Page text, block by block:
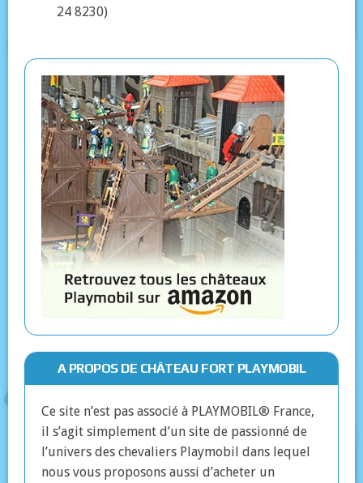
24 8230)
A PROPOS DE CHÂTEAU FORT PLAYMOBIL
Ce site n’est pas associé à PLAYMOBIL® France,
il s’agit simplement d’un site de passionné de
l’univers des chevaliers Playmobil dans lequel
nous vous proposons aussi d’acheter un